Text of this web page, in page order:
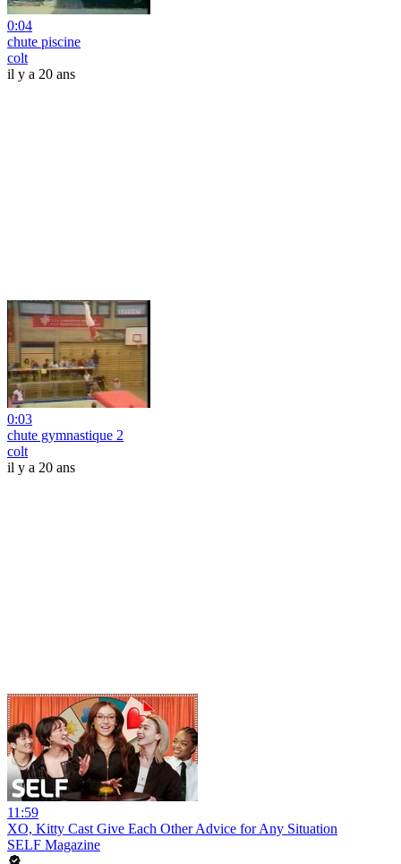
0:04
chute piscine
colt
il y a 20 ans
0:03
chute gymnastique 2
colt
il y a 20 ans
11:59
XO, Kitty Cast Give Each Other Advice for Any Situation
SELF Magazine